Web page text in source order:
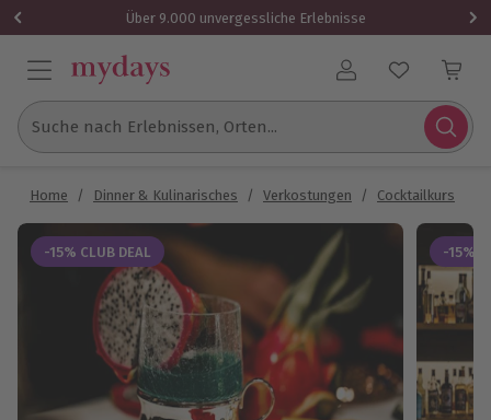
Über 9.000 unvergessliche Erlebnisse
Benutzerkonto
Suche nach Erlebnissen, Orten...
Home / Dinner & Kulinarisches / Verkostungen / Cocktailkurs
-15% CLUB DEAL -15%